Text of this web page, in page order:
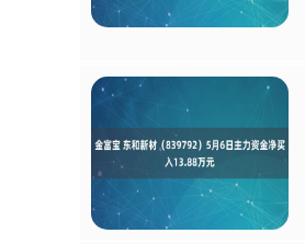
1.02% 深证成指